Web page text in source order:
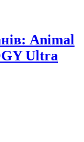
Animal
Ultra